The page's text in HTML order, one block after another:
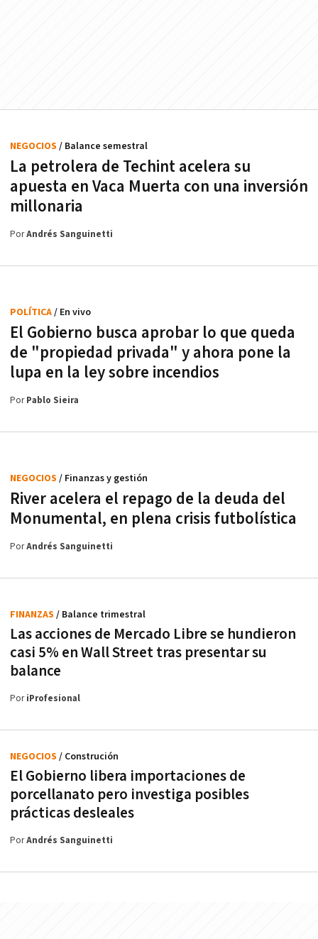
La petrolera de Techint acelera su
apuesta en Vaca Muerta con una inversión
millonaria
NEGOCIOS / Balance semestral
PorAndrés Sanguinetti
El Gobierno busca aprobar lo que queda
de "propiedad privada" y ahora pone la
lupa en la ley sobre incendios
POLÍTICA/ En vivo
PorPablo Sieira
River acelera el repago de la deuda del
Monumental, en plena crisis futbolística
NEGOCIOS / Finanzas y gestión
PorAndrés Sanguinetti
Las acciones de Mercado Libre se hundieron
casi 5% en Wall Street tras presentar su
balance
FINANZAS / Balance trimestral
PoriProfesional
El Gobierno libera importaciones de
porcellanato pero investiga posibles
prácticas desleales
NEGOCIOS / Construción
PorAndrés Sanguinetti